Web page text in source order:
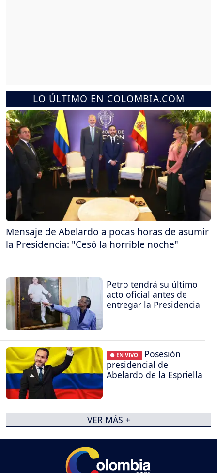
LO ÚLTIMO EN COLOMBIA.COM
Mensaje de Abelardo a pocas horas de asumir
la Presidencia: "Cesó la horrible noche"
Petro tendrá su último
acto oficial antes de
entregar la Presidencia
● EN VIVO
Posesión
presidencial de
Abelardo de la Espriella
VER MÁS +